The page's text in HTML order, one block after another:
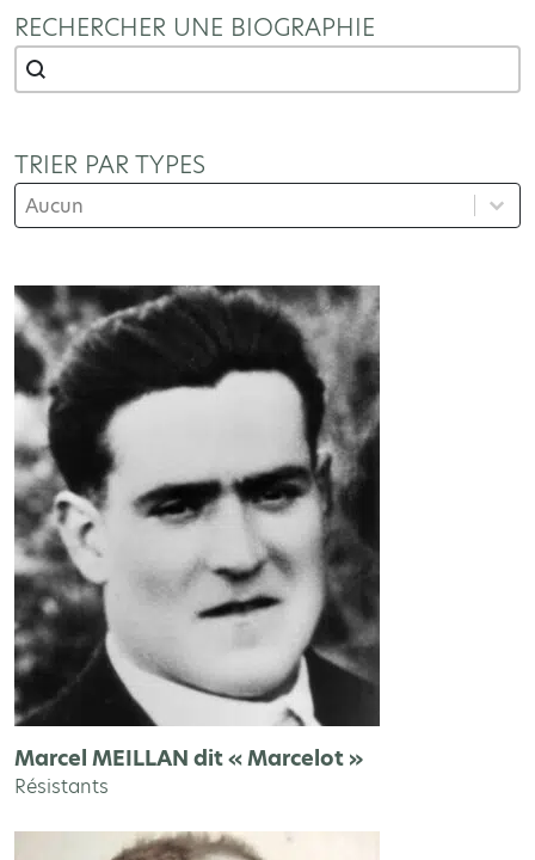
RECHERCHER UNE BIOGRAPHIE
RECHERCHER UNE BIOGRAPHIE
Rechercher une biographie
TRIER PAR TYPES
TRIER PAR TYPES
Trier par types
Marcel MEILLAN dit « Marcelot »
Résistants